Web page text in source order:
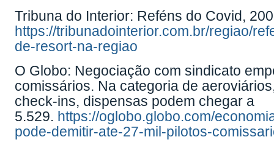
Tribuna do Interior: Reféns do Covid,
https://tribunadointerior.com.br/regiao/
de-resort-na-regiao
O Globo: Negociação com sindicato
comissários. Na categoria de
check-ins, dispensas podem chegar a
5.529. https://oglobo.globo.com/
pode-demitir-ate-27-mil-pilotos-